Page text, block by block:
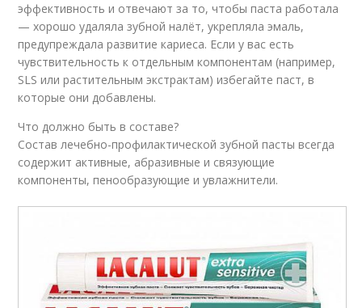
эффективность и отвечают за то, чтобы паста работала
— хорошо удаляла зубной налёт, укрепляла эмаль,
предупреждала развитие кариеса. Если у вас есть
чувствительность к отдельным компонентам (например,
SLS или растительным экстрактам) избегайте паст, в
которые они добавлены.
Что должно быть в составе?
Состав лечебно-профилактической зубной пасты всегда
содержит активные, абразивные и связующие
компоненты, пенообразующие и увлажнители.